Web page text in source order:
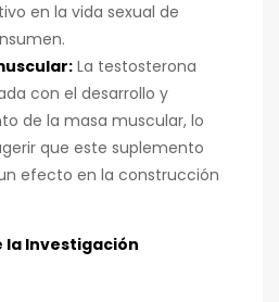
en la vida sexual de
La testosterona
con el desarrollo y
de la masa muscular, lo
que este suplemento
efecto en la construcción
la Investigación